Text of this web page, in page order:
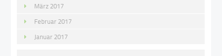
März 2017
Februar 2017
Januar 2017